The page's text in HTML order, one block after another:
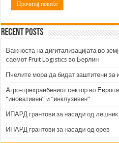
Прочитај повеќе
Recent Posts
Важноста на дигитализацијата во
саемот Fruit Logistics во Берлин
Пчелите мора да бидат заштитени за
Агро-прехранбениот сектор во
“иновативен” и “инклузивен”
ИПАРД грантови за насади од лешник
ИПАРД грантови за насади од орев